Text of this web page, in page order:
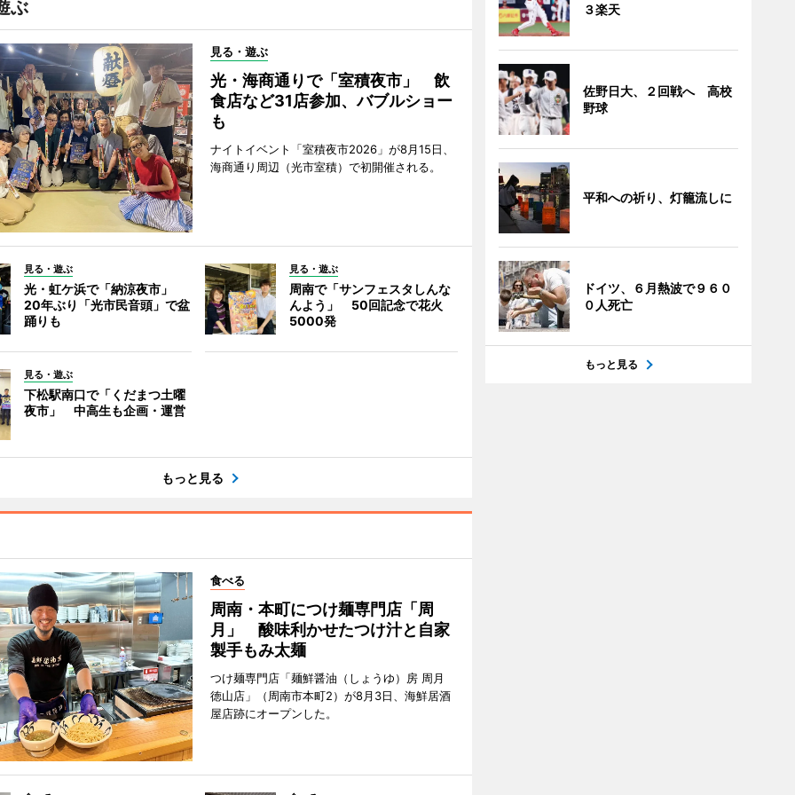
ぶ
見る・遊ぶ
光・海商通りで「室積夜市」 飲
食店など31店参加、バブルショー
も
ナイトイベント「室積夜市2026」が8月15日、
海商通り周辺（光市室積）で初開催される。
見る・遊ぶ
光・虹ケ浜で「納涼夜市」
20年ぶり「光市民音頭」で盆
踊りも
見る・遊ぶ
周南で「サンフェスタしんな
んよう」 50回記念で花火
5000発
見る・遊ぶ
下松駅南口で「くだまつ土曜
夜市」 中高生も企画・運営
もっと見る
食べる
周南・本町につけ麺専門店「周
月」 酸味利かせたつけ汁と自家
製手もみ太麺
つけ麺専門店「麺鮮醤油（しょうゆ）房 周月
徳山店」（周南市本町2）が8月3日、海鮮居酒
屋店跡にオープンした。
３楽天
佐野日大、２回戦へ 高校
野球
平和への祈り、灯籠流しに
ドイツ、６月熱波で９６０
０人死亡
もっと見る